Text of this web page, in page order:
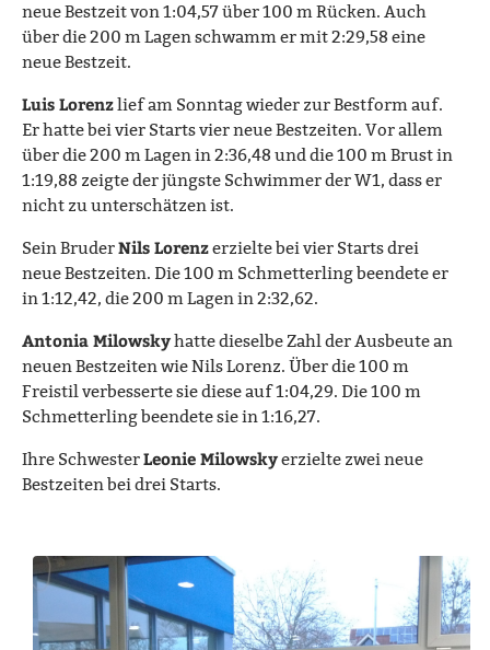
neue Bestzeit von 1:04,57 über 100 m Rücken. Auch
über die 200 m Lagen schwamm er mit 2:29,58 eine
neue Bestzeit.
Luis Lorenzlief am Sonntag wieder zur Bestform auf.
Er hatte bei vier Starts vier neue Bestzeiten. Vor allem
über die 200 m Lagen in 2:36,48 und die 100 m Brust in
1:19,88 zeigte der jüngste Schwimmer der W1, dass er
nicht zu unterschätzen ist.
Sein BruderNils Lorenzerzielte bei vier Starts drei
neue Bestzeiten. Die 100 m Schmetterling beendete er
in 1:12,42, die 200 m Lagen in 2:32,62.
Antonia Milowskyhatte dieselbe Zahl der Ausbeute an
neuen Bestzeiten wie Nils Lorenz. Über die 100 m
Freistil verbesserte sie diese auf 1:04,29. Die 100 m
Schmetterling beendete sie in 1:16,27.
Ihre SchwesterLeonie Milowskyerzielte zwei neue
Bestzeiten bei drei Starts.